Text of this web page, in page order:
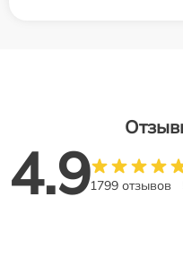
4.91799 отзывов